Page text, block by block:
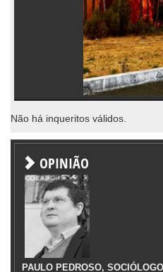
Não há inqueritos válidos.
OPINIÃO
PAULO PEDROSO,